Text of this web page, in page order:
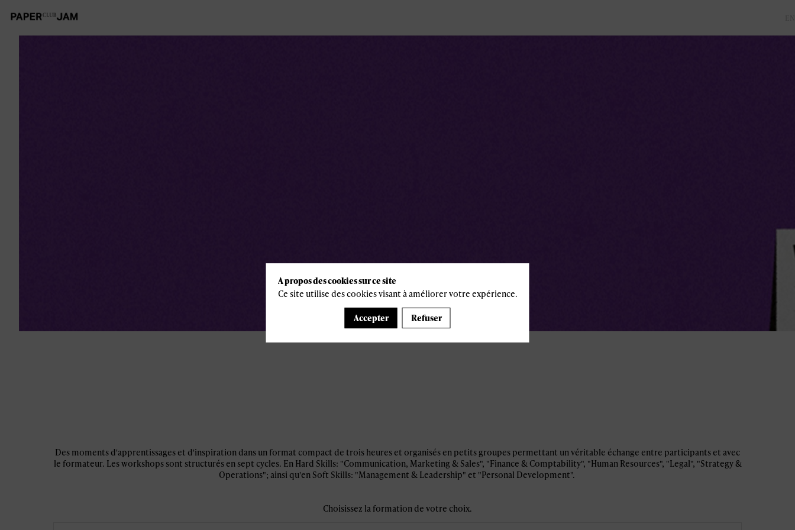
Des moments d'apprentissages et d'inspiration dans un format compact de trois heures et organisés en petits groupes permettant un véritable échange entre participants et avec
le formateur. Les workshops sont structurés en sept cycles. En Hard Skills: "Communication, Marketing & Sales", "Finance & Comptability", "Human Resources", "Legal", "Strategy &
Operations"; ainsi qu'en Soft Skills: "Management & Leadership" et "Personal Development".
Choisissez la formation de votre choix.
A propos des cookies sur ce site
Ce site utilise des cookies visant à améliorer votre expérience.
Accepter Refuser